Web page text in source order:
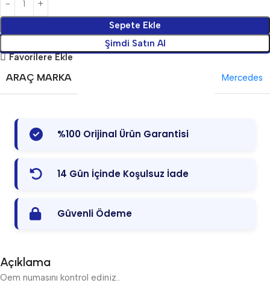
Sepete Ekle
Şimdi Satın Al
Favorilere Ekle
ARAÇ MARKA Mercedes
%100 Orijinal Ürün Garantisi
14 Gün İçinde Koşulsuz İade
Güvenli Ödeme
Açıklama
Oem numasını kontrol ediniz..